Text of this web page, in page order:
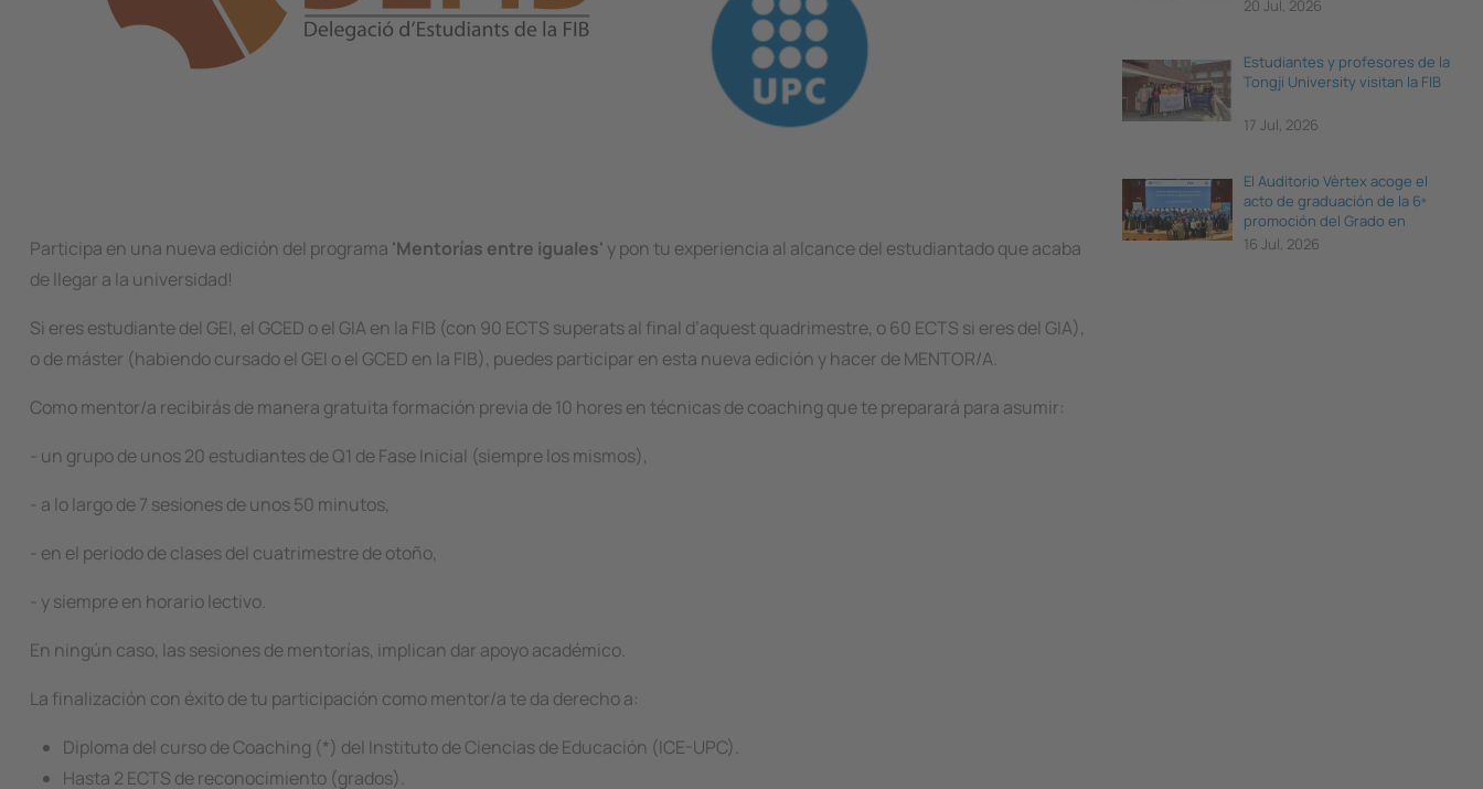
Participa en una nueva edición del programa 'Mentorías entre iguales' y pon tu experiencia al alcance del estudiantado que acaba
de llegar a la universidad!
Si eres estudiante del GEI, el GCED o el GIA en la FIB (con 90 ECTS superats al final d’aquest quadrimestre, o 60 ECTS si eres del GIA),
o de máster (habiendo cursado el GEI o el GCED en la FIB), puedes participar en esta nueva edición y hacer de MENTOR/A.
Como mentor/a recibirás de manera gratuita formación previa de 10 hores en técnicas de coaching que te preparará para asumir:
- un grupo de unos 20 estudiantes de Q1 de Fase Inicial (siempre los mismos),
- a lo largo de 7 sesiones de unos 50 minutos,
- en el periodo de clases del cuatrimestre de otoño,
- y siempre en horario lectivo.
En ningún caso, las sesiones de mentorías, implican dar apoyo académico.
La finalización con éxito de tu participación como mentor/a te da derecho a:
Diploma del curso deCoaching (*) del Instituto de Ciencias de Educación (ICE-UPC).
Hasta 2 ECTS de reconocimiento (grados).
20 Jul, 2026
Estudiantes y profesores de la
Tongji University visitan la FIB
17 Jul, 2026
El Auditorio Vèrtex acoge el
acto de graduación de la 6ª
promoción del Grado en
Ciencia e Ingeniería de Datos
16 Jul, 2026